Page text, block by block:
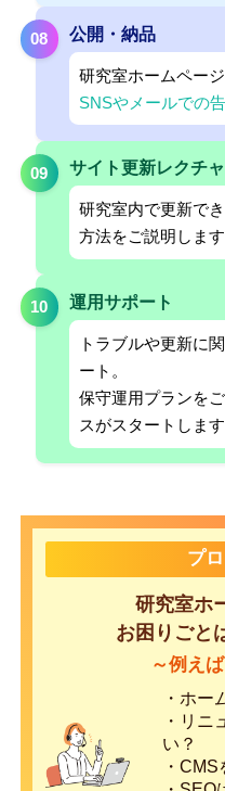
08 公開・納品
研究室ホームペー
SNSやメールでの
09 サイト更新レクチ
研究室内で更新で
方法をご説明します
10 運用サポート
トラブルや更新に
ート。
保守運用プランを
スがスタートします
プ
研究室ホ
お困りごと
～例え
・ホー
・リニ
い？
・